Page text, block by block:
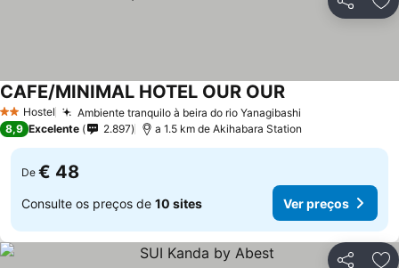
Partilhar
2 Estrelas
Hostel Ambiente tranquilo à beira do rio Yanagibashi
CAFE/MINIMAL HOTEL OUR OUR
8,9 Excelente 2.897 a 1.5 km de Akihabara Station
De € 48
Consulte os preços de 10 sites Ver preços